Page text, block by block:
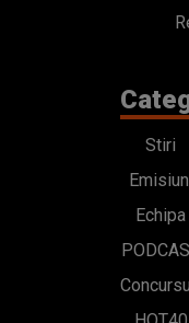
Stiri
Echipa